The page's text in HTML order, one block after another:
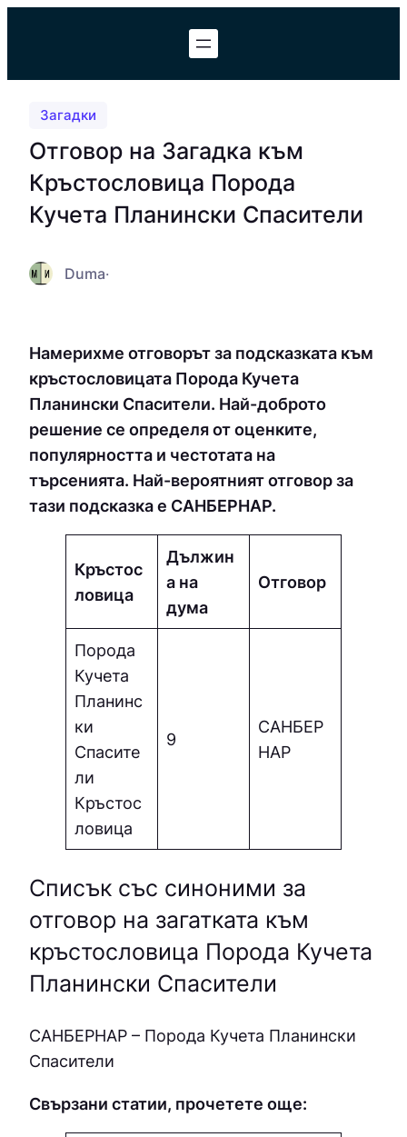
Загадки
Отговор на Загадка към
Кръстословица Порода
Кучета Планински Спасители
Duma·
Намерихме отговорът за подсказката към
кръстословицата Порода Кучета
Планински Спасители. Най-доброто
решение се определя от оценките,
популярността и честотата на
търсенията. Най-вероятният отговор за
тази подсказка е СAНБEPНAP.
Кръстос
ловица
Дължин
а на
дума
Отговор
Порода
Кучета
Планинс
ки
Спасите
ли
Кръстос
ловица
9
СAНБEP
НAP
Списък със синоними за
отговор на загатката към
кръстословица Порода Кучета
Планински Спасители
СAНБEPНAP – Порода Кучета Планински
Спасители
Свързани статии, прочетете още: